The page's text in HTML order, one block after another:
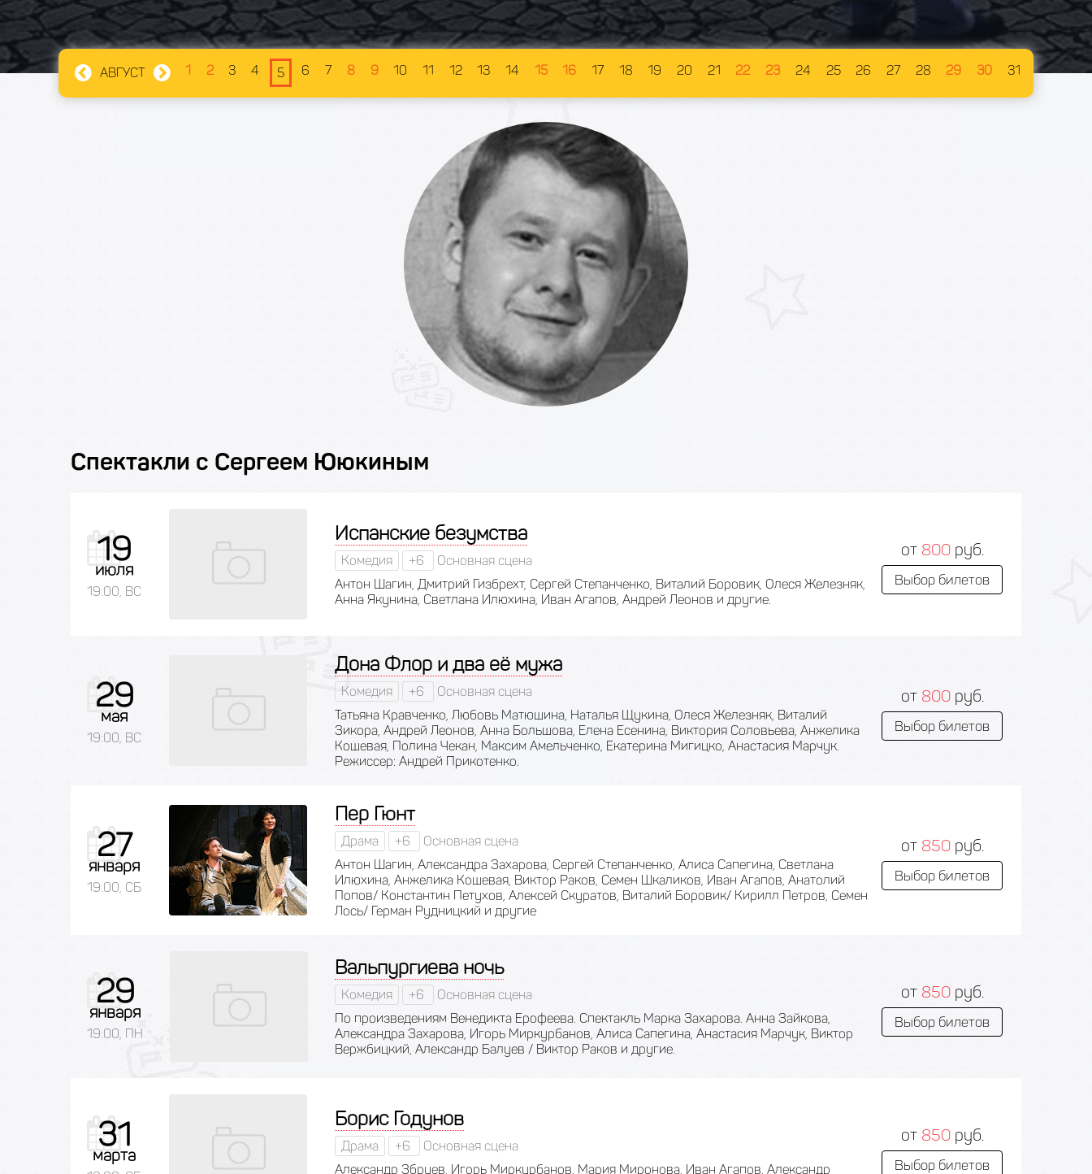
АВГУСТ 1 2 3 4 5 6 7 8 9 10 11 12 13 14 15 16 17 18 19 20 21 22 23 24 25 26 27 28 29 30 31
Спектакли с Сергеем Ююкиным
19
июля
19:00, ВС
Испанские безумства
Комедия +6
Основная сцена
Антон Шагин, Дмитрий Гизбрехт, Сергей Степанченко, Виталий Боровик, Олеся Железняк,
Анна Якунина, Светлана Илюхина, Иван Агапов, Андрей Леонов и другие.
от 800руб.
Выбор билетов
29
мая
19:00, ВС
Дона Флор и два её мужа
Комедия +6
Основная сцена
Татьяна Кравченко, Любовь Матюшина, Наталья Щукина, Олеся Железняк, Виталий
Зикора, Андрей Леонов, Анна Большова, Елена Есенина, Виктория Соловьева, Анжелика
Кошевая, Полина Чекан, Максим Амельченко, Екатерина Мигицко, Анастасия Марчук.
Режиссер: Андрей Прикотенко.
от 800руб.
Выбор билетов
27
января
19:00, СБ
Пер Гюнт
Драма +6
Основная сцена
Антон Шагин, Александра Захарова, Сергей Степанченко, Алиса Сапегина, Светлана
Илюхина, Анжелика Кошевая, Виктор Раков, Семен Шкаликов, Иван Агапов, Анатолий
Попов/ Константин Петухов, Алексей Скуратов, Виталий Боровик/ Кирилл Петров, Семен
Лось/ Герман Рудницкий и другие
от 850руб.
Выбор билетов
29
января
19:00, ПН
Вальпургиева ночь
Комедия +6
Основная сцена
По произведениям Венедикта Ерофеева. Спектакль Марка Захарова. Анна Зайкова,
Александра Захарова, Игорь Миркурбанов, Алиса Сапегина, Анастасия Марчук, Виктор
Вержбицкий, Александр Балуев / Виктор Раков и другие.
от 850руб.
Выбор билетов
31
марта
Борис Годунов
Драма +6
Основная сцена
Александр Збруев, Игорь Миркурбанов, Мария Миронова, Иван Агапов, Александр
от 850руб.
Выбор билетов